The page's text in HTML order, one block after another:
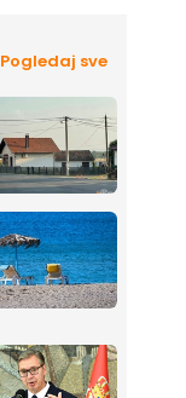
Pogledaj sve